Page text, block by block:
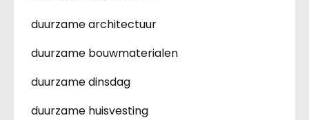
duurzame architectuur
duurzame bouwmaterialen
duurzame dinsdag
duurzame huisvesting